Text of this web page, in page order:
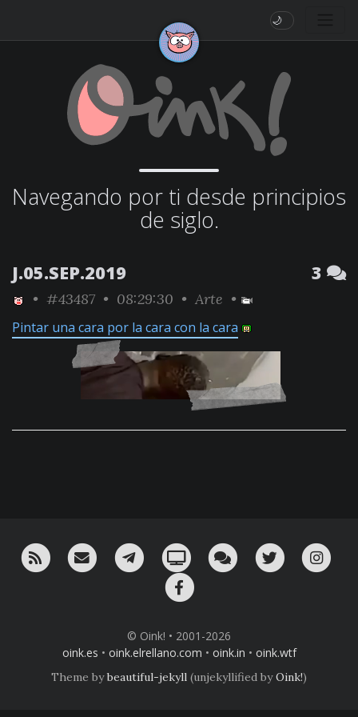
🌙
Navegando por ti desde principios
de siglo.
J.05.SEP.2019 3
• #43487 • 08:29:30 • Arte •
Pintar una cara por la cara con la cara
RSS ¡Mándame un email!¡Nuestro canal en Telegram!
Oink! TV Charla con nosotros
Twitter
© Oink! • 2001-2026
oink.es • oink.elrellano.com • oink.in • oink.wtf
Theme bybeautiful-jekyll (unjekyllified byOink!)